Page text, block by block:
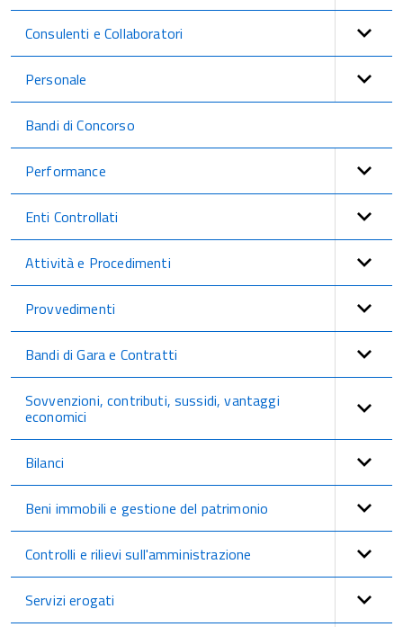
Consulenti e Collaboratori
Personale
Bandi di Concorso
Performance
Enti Controllati
Attività e Procedimenti
Provvedimenti
Bandi di Gara e Contratti
Sovvenzioni, contributi, sussidi, vantaggi
economici
Bilanci
Beni immobili e gestione del patrimonio
Controlli e rilievi sull'amministrazione
Servizi erogati